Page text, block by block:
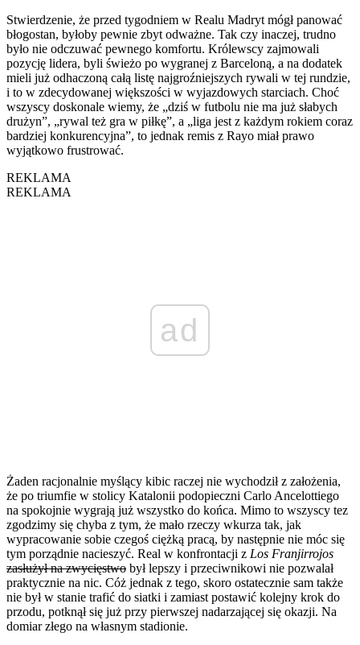
Stwierdzenie, że przed tygodniem w Realu Madryt mógł panować
błogostan, byłoby pewnie zbyt odważne. Tak czy inaczej, trudno
było nie odczuwać pewnego komfortu. Królewscy zajmowali
pozycję lidera, byli świeżo po wygranej z Barceloną, a na dodatek
mieli już odhaczoną całą listę najgroźniejszych rywali w tej rundzie,
i to w zdecydowanej większości w wyjazdowych starciach. Choć
wszyscy doskonale wiemy, że „dziś w futbolu nie ma już słabych
drużyn”, „rywal też gra w piłkę”, a „liga jest z każdym rokiem coraz
bardziej konkurencyjna”, to jednak remis z Rayo miał prawo
wyjątkowo frustrować.
REKLAMA
REKLAMA
ad
Żaden racjonalnie myślący kibic raczej nie wychodził z założenia,
że po triumfie w stolicy Katalonii podopieczni Carlo Ancelottiego
na spokojnie wygrają już wszystko do końca. Mimo to wszyscy tez
zgodzimy się chyba z tym, że mało rzeczy wkurza tak, jak
wypracowanie sobie czegoś ciężką pracą, by następnie nie móc się
tym porządnie nacieszyć. Real w konfrontacji z Los Franjirrojos
zasłużył na zwycięstwo był lepszy i przeciwnikowi nie pozwalał
praktycznie na nic. Cóż jednak z tego, skoro ostatecznie sam także
nie był w stanie trafić do siatki i zamiast postawić kolejny krok do
przodu, potknął się już przy pierwszej nadarzającej się okazji. Na
domiar złego na własnym stadionie.